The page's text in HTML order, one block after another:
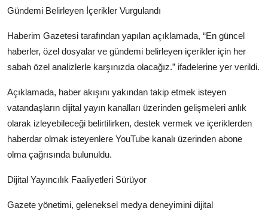
Gündemi Belirleyen İçerikler Vurgulandı
Haberim Gazetesi tarafından yapılan açıklamada, “En güncel
haberler, özel dosyalar ve gündemi belirleyen içerikler için her
sabah özel analizlerle karşınızda olacağız.” ifadelerine yer verildi.
Açıklamada, haber akışını yakından takip etmek isteyen
vatandaşların dijital yayın kanalları üzerinden gelişmeleri anlık
olarak izleyebileceği belirtilirken, destek vermek ve içeriklerden
haberdar olmak isteyenlere YouTube kanalı üzerinden abone
olma çağrısında bulunuldu.
Dijital Yayıncılık Faaliyetleri Sürüyor
Gazete yönetimi, geleneksel medya deneyimini dijital